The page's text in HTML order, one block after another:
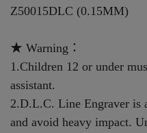
Z50015DLC (0.15MM)
★ Warning：
1.Children 12 or under
assistant.
2.D.L.C. Line Engraver is
and avoid heavy impact.